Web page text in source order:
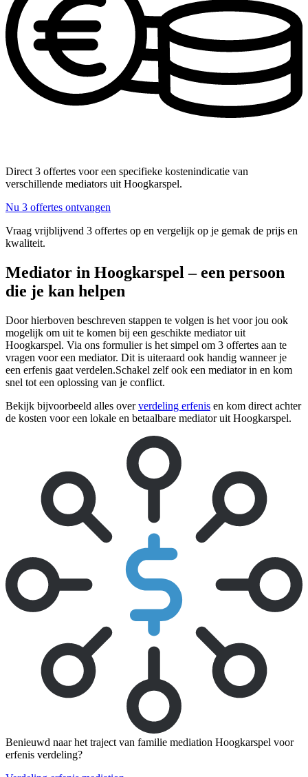
Direct 3 offertes voor een specifieke kostenindicatie van
verschillende mediators uit Hoogkarspel.
Nu 3 offertes ontvangen
Vraag vrijblijvend 3 offertes op en vergelijk op je gemak de prijs en
kwaliteit.
Mediator in Hoogkarspel – een persoon
die je kan helpen
Door hierboven beschreven stappen te volgen is het voor jou ook
mogelijk om uit te komen bij een geschikte mediator uit
Hoogkarspel. Via ons formulier is het simpel om 3 offertes aan te
vragen voor een mediator. Dit is uiteraard ook handig wanneer je
een erfenis gaat verdelen.Schakel zelf ook een mediator in en kom
snel tot een oplossing van je conflict.
Bekijk bijvoorbeeld alles oververdeling erfenis en kom direct achter
de kosten voor een lokale en betaalbare mediator uit Hoogkarspel.
Benieuwd naar het traject van familie mediation Hoogkarspel voor
erfenis verdeling?